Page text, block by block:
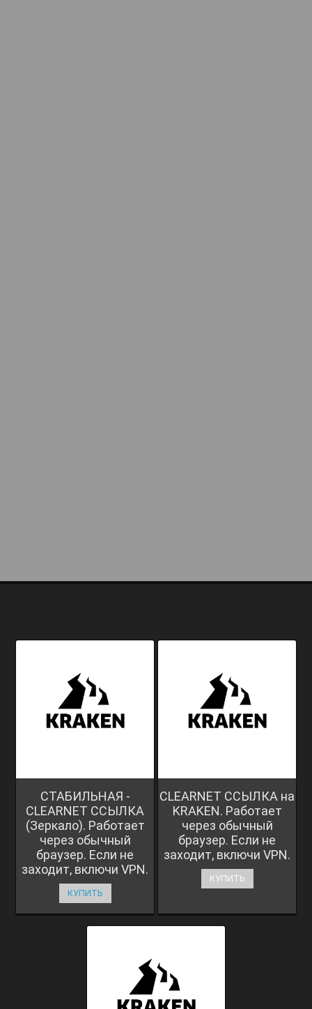
СТАБИЛЬНАЯ -
CLEARNET ССЫЛКА
(Зеркало). Работает
через обычный
браузер. Если не
заходит, включи VPN.
КУПИТЬ
CLEARNET ССЫЛКА на
KRAKEN. Работает
через обычный
браузер. Если не
заходит, включи VPN.
КУПИТЬ